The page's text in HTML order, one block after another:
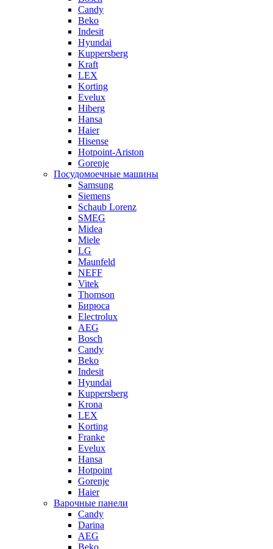
Candy
Beko
Indesit
Hyundai
Kuppersberg
Kraft
LEX
Korting
Evelux
Hiberg
Hansa
Haier
Hisense
Hotpoint-Ariston
Gorenje
Посудомоечные машины
Samsung
Siemens
Schaub Lorenz
SMEG
Midea
Miele
LG
Maunfeld
NEFF
Vitek
Thomson
Бирюса
Electrolux
AEG
Bosch
Candy
Beko
Indesit
Hyundai
Kuppersberg
Krona
LEX
Korting
Franke
Evelux
Hansa
Hotpoint
Gorenje
Haier
Варочные панели
Candy
Darina
AEG